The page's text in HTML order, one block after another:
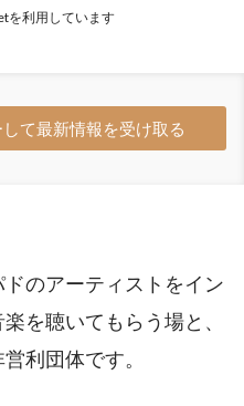
を利用しています
て最新情報を受け取る
のアーティストをイン
を聴いてもらう場と、
利団体です。